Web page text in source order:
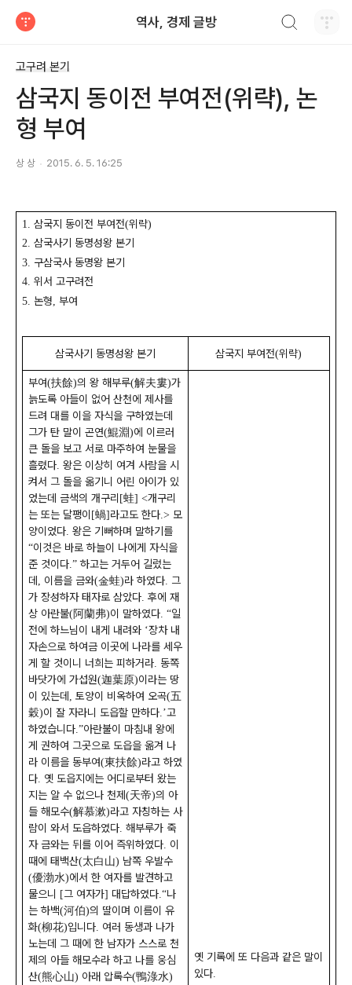
역사, 경제 글방
고구려 본기
삼국지 동이전 부여전(위략), 논
형 부여
상 상 2015. 6. 5. 16:25
1. 삼국지 동이전 부여전(위략)
2. 삼국사기 동명성왕 본기
3. 구삼국사 동명왕 본기
4. 위서 고구려전
5. 논형 부여
삼국사기 동명성왕 본기 삼국지 부여전(위략)
부여(扶餘)의 왕 해부루(解夫婁)가
늙도록 아들이 없어 산천에 제사를
드려 대를 이을 자식을 구하였는데
그가 탄 말이 곤연(鯤淵)에 이르러
큰 돌을 보고 서로 마주하여 눈물을
흘렸다. 왕은 이상히 여겨 사람을 시
켜서 그 돌을 옮기니 어린 아이가 있
었는데 금색의 개구리 [蛙] <개구리
는 또는 달팽이 [蝸]라고도 한다.> 모
양이었다. 왕은 기뻐하며 말하기를
“이것은 바로 하늘이 나에게 자식을
준 것이다.”하고는 거두어 길렀는
데
이름을 금와(金蛙)라 하였다. 그
가 장성하자 태자로 삼았다. 후에 재
상 아란불(阿蘭弗)이 말하였다. “일
전에 하느님이 내게 내려와 ‘장차 내
자손으로 하여금 이곳에 나라를 세우
게 할 것이니 너희는 피하거라. 동쪽
바닷가에 가섭원(迦葉原)이라는 땅
이 있는데 토양이 비옥하여 오곡(五
穀)이 잘 자라니 도읍할 만하다.’고
하였습니다.”아란불이 마침내 왕에
게 권하여 그곳으로 도읍을 옮겨 나
라 이름을 동부여(東扶餘)라고 하였
다. 옛 도읍지에는 어디로부터 왔는
지는 알 수 없으나 천제(天帝)의 아
들 해모수(解慕漱)라고 자칭하는 사
람이 와서 도읍하였다. 해부루가 죽
자 금와는 뒤를 이어 즉위하였다. 이
때에 태백산(太白山) 남쪽 우발수
(優渤水)에서 한 여자를 발견하고
물으니 [그 여자가] 대답하였다.“나
는 하백(河伯)의 딸이며 이름이 유
화(柳花)입니다. 여러 동생과 나가
노는데 그 때에 한 남자가 스스로 천
제의 아들 해모수라 하고 나를 웅심
산(熊心山) 아래 압록수(鴨淥水)
옛 기록에 또 다음과 같은 말이
있다.